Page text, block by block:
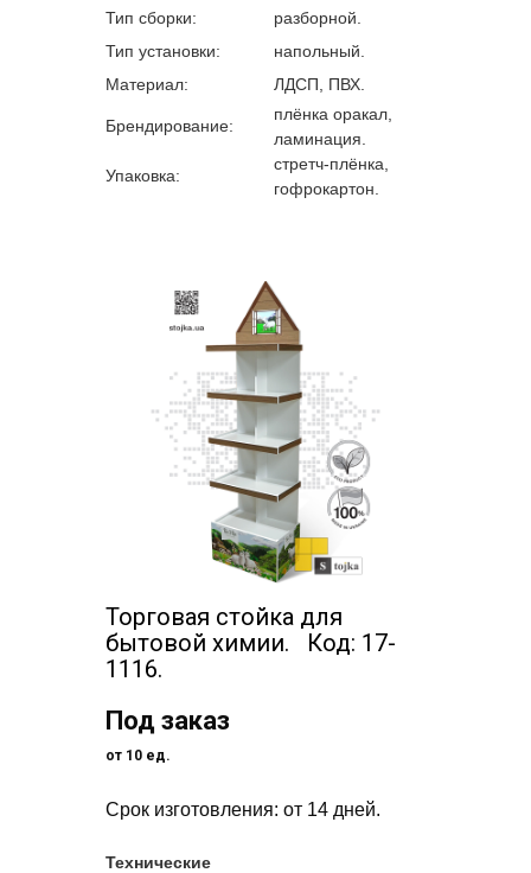
Тип сборки:
разборной.
Тип установки:
напольный.
Материал:
ЛДСП, ПВХ.
Брендирование:
плёнка оракал,
ламинация.
Упаковка:
стретч-плёнка,
гофрокартон.
Торговая стойка для
бытовой химии. Код: 17-
1116.
Под заказ
от 10 ед.
Срок изготовления: от 14 дней.
Технические